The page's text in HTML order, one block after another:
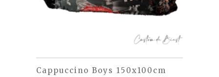
Cappuccino Boys 150x100cm